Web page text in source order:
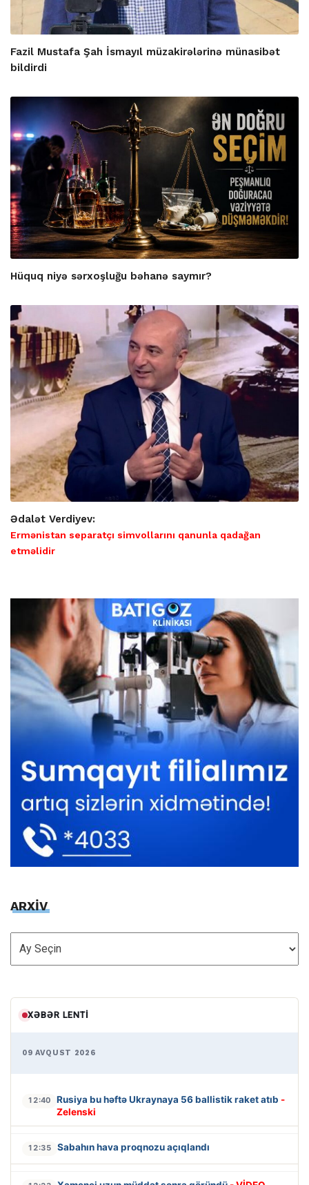
Fazil Mustafa Şah İsmayıl müzakirələrinə münasibət
bildirdi
Hüquq niyə sərxoşluğu bəhanə saymır?
Ədalət Verdiyev:
Ermənistan separatçı simvollarını qanunla qadağan
etməlidir
ARXİV
ARXİV
XƏBƏR LENTI
09 AVQUST 2026
12:40 Rusiya bu həftə Ukraynaya 56 ballistik raket atıb -
Zelenski
12:35 Sabahın hava proqnozu açıqlandı